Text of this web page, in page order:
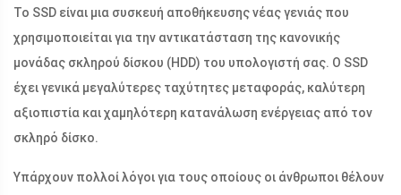
Το SSD είναι μια συσκευή αποθήκευσης νέας γενιάς που
χρησιμοποιείται για την αντικατάσταση της κανονικής
μονάδας σκληρού δίσκου (HDD) του υπολογιστή σας. Ο SSD
έχει γενικά μεγαλύτερες ταχύτητες μεταφοράς, καλύτερη
αξιοπιστία και χαμηλότερη κατανάλωση ενέργειας από τον
σκληρό δίσκο.
Υπάρχουν πολλοί λόγοι για τους οποίους οι άνθρωποι θέλουν